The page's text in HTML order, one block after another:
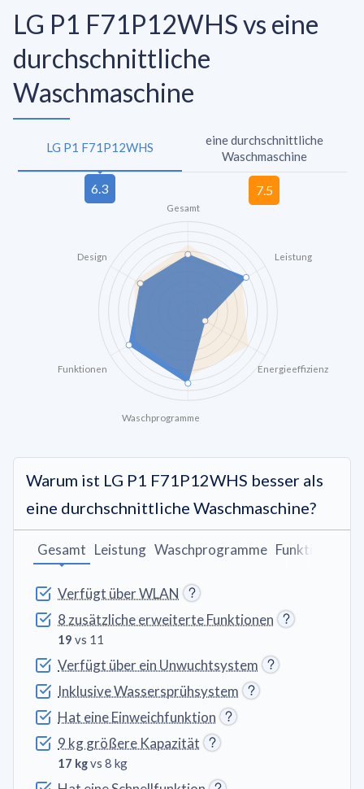
LG P1 F71P12WHS vs eine
durchschnittliche
Waschmaschine
LG P1 F71P12WHS
eine durchschnittliche
Waschmaschine
Gesamt
Leistung
Energieeffizienz
Waschprogramme
Funktionen
Design
Warum ist LG P1 F71P12WHS besser als
eine durchschnittliche Waschmaschine?
Verfügt über WLAN
8 zusätzliche erweiterte Funktionen
19 vs 11
Verfügt über ein Unwuchtsystem
Inklusive Wassersprühsystem
Hat eine Einweichfunktion
9 kg größere Kapazität
17 kgvs 8 kg
Gesamt Leistung Waschprogramme Funktionen